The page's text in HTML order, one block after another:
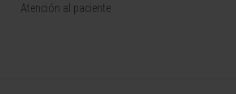
Atención al paciente